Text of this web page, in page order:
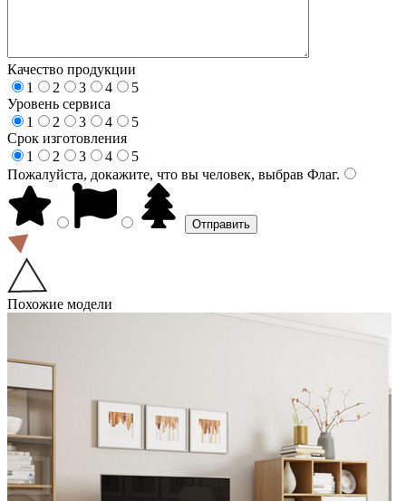
Качество продукции
1
2 3 4
5
Уровень сервиса
1
2 3 4
5
Срок изготовления
1
2 3 4
5
Пожалуйста, докажите, что вы человек, выбрав Флаг.
Похожие модели